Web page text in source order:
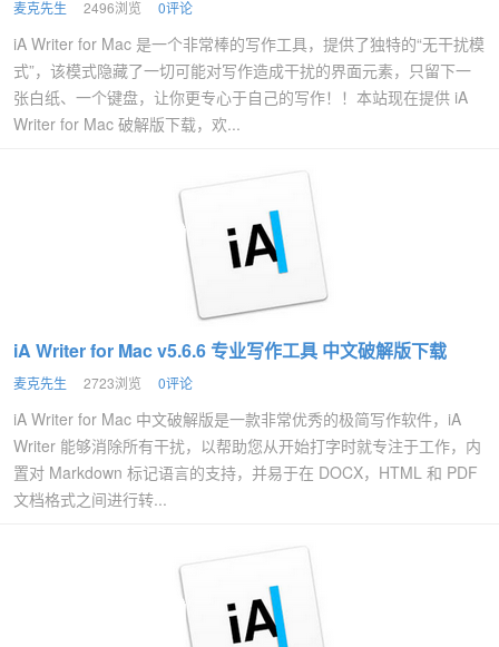
麦克先生 2496浏览 0评论
iA Writer for Mac 是一个非常棒的写作工具，提供了独特的“无干扰模
式”，该模式隐藏了一切可能对写作造成干扰的界面元素，只留下一
张白纸、一个键盘，让你更专心于自己的写作！！本站现在提供 iA
Writer for Mac 破解版下载，欢...
iA Writer for Mac v5.6.6 专业写作工具 中文破解版下载
麦克先生 2723浏览 0评论
iA Writer for Mac 中文破解版是一款非常优秀的极简写作软件，iA
Writer 能够消除所有干扰，以帮助您从开始打字时就专注于工作，内
置对 Markdown 标记语言的支持，并易于在 DOCX，HTML 和 PDF
文档格式之间进行转...